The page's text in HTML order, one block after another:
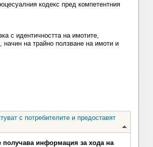
кодекс пред компетентния
с идентичността на имотите,
начин на трайно ползване на имоти и
с потребителите и предоставят
получава информация за хода на